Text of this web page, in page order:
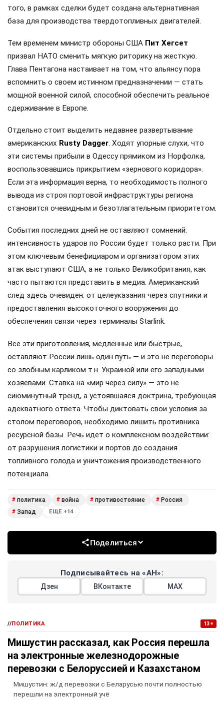
того, в рамках сделки будет создана альтернативная
база для производства твердотопливных двигателей.
Тем временем министр обороны США Пит Хегсет
призвал НАТО сменить мягкую риторику на жесткую.
Глава Пентагона настаивает на том, что альянсу пора
вспомнить о своем истинном предназначении — стать
мощной военной силой, способной обеспечить реальное
сдерживание в Европе.
Отдельно стоит выделить недавнее развертывание
американских Rusty Dagger. Ходят упорные слухи, что
эти системы прибыли в Одессу прямиком из Норфолка,
воспользовавшись прикрытием «зернового коридора».
Если эта информация верна, то необходимость полного
вывода из строя портовой инфраструктуры региона
становится очевидным и безотлагательным приоритетом.
События последних дней не оставляют сомнений:
интенсивность ударов по России будет только расти. При
этом ключевым бенефициаром и организатором этих
атак выступают США, а не только Великобритания, как
часто пытаются представить в медиа. Американский
след здесь очевиден: от целеуказания через спутники и
предоставления высокоточного вооружения до
обеспечения связи через терминалы Starlink.
Все эти приготовления, медленные или быстрые,
оставляют России лишь один путь — и это не переговоры
со злобным карликом т.н. Украиной или его западными
хозяевами. Ставка на «мир через силу» — это не
сиюминутный тренд, а устоявшаяся доктрина, требующая
адекватного ответа. Чтобы диктовать свои условия за
столом переговоров, необходимо лишить противника
ресурсной базы. Речь идет о комплексном воздействии:
от разрушения логистики и портов до создания
топливного голода и уничтожения производственного
потенциала.
# политика # война # противостояние # Россия
# Запад ЕЩЕ +14
Поделиться
Подписывайтесь на «АН»:
Дзен ВКонтакте МАХ
//ПОЛИТИКА 13+
Мишустин рассказал, как Россия перешла
на электронные железнодорожные
перевозки с Белоруссией и Казахстаном
Мишустин: ж/д перевозки с Беларусью почти полностью
перешли на электронный учё